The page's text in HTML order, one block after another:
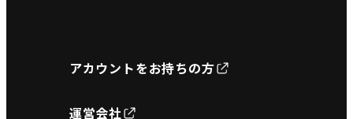
アカウントをお持ちの方
運営会社